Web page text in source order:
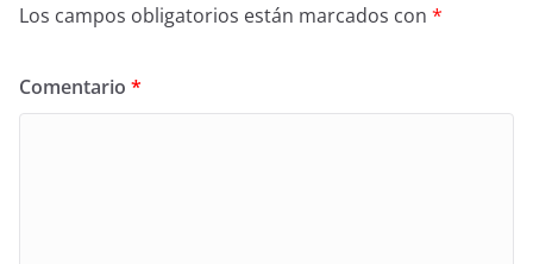
Los campos obligatorios están marcados con *
Comentario *